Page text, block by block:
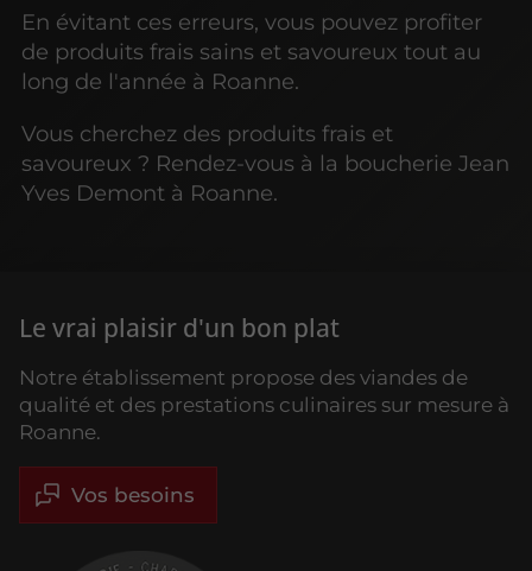
En évitant ces erreurs, vous pouvez profiter
de produits frais sains et savoureux tout au
long de l'année à Roanne.
Vous cherchez des produits frais et
savoureux ? Rendez-vous à la boucherie Jean
Yves Demont à Roanne.
Le vrai plaisir d'un bon plat
Notre établissement propose des viandes de
qualité et des prestations culinaires sur mesure à
Roanne.
Vos besoins